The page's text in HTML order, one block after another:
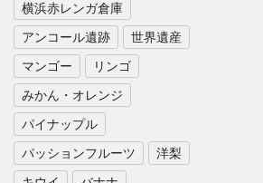
横浜赤レンガ倉庫
アンコール遺跡
世界遺産
マンゴー
リンゴ
みかん・オレンジ
パイナップル
パッションフルーツ
洋梨